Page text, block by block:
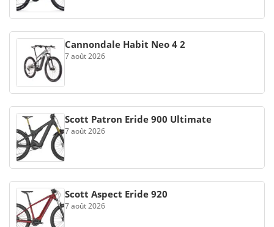
Cannondale Habit Neo 4 2
7 août 2026
Scott Patron Eride 900 Ultimate
7 août 2026
Scott Aspect Eride 920
7 août 2026